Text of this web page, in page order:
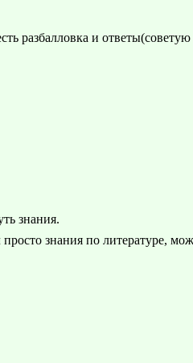
разбалловка и
знания.
знания по литературе,